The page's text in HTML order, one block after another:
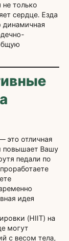
не только
сердце. Езда
динамичная
это отличная
повышает Вашу
педали по
идея
(HIIT) на
могут
с весом тела,